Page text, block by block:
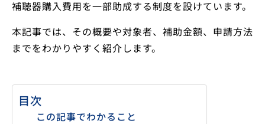
補聴器購入費用を一部助成する制度を設けています。
本記事では、その概要や対象者、補助金額、申請方法
までをわかりやすく紹介します。
目次
この記事でわかること